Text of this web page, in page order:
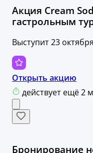
Акция Cream
гастрольным
Выступит 23
Открыть акцию
действует ещё 2
Бронирование